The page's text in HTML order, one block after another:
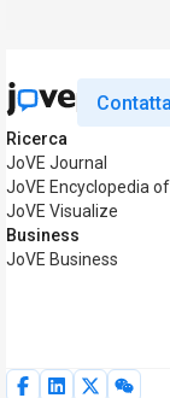
Ricerca
JoVE Journal
JoVE Encyclopedia
JoVE Visualize
Business
JoVE Business